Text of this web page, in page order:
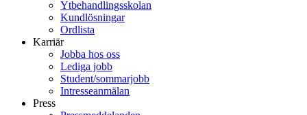
Ytbehandlingsskolan
Kundlösningar
Ordlista
Karriär
Jobba hos oss
Lediga jobb
Student/sommarjobb
Intresseanmälan
Press